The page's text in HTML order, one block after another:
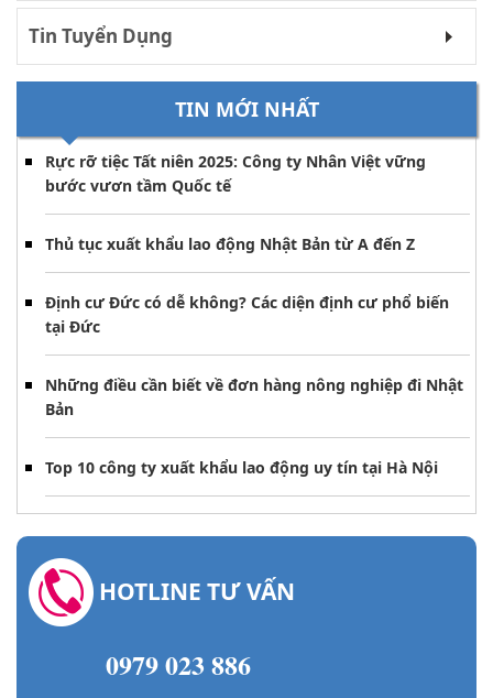
Tin Tuyển Dụng
TIN MỚI NHẤT
Rực rỡ tiệc Tất niên 2025: Công ty Nhân Việt vững
bước vươn tầm Quốc tế
Thủ tục xuất khẩu lao động Nhật Bản từ A đến Z
Định cư Đức có dễ không? Các diện định cư phổ biến
tại Đức
Những điều cần biết về đơn hàng nông nghiệp đi Nhật
Bản
Top 10 công ty xuất khẩu lao động uy tín tại Hà Nội
HOTLINE TƯ VẤN
0979 023 886